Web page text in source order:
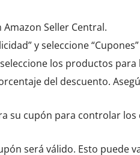
Seller Central.
y seleccione
los productos
del descuento.
su cupón para controlar
será válido. Esto puede